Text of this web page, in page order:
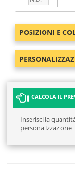
POSIZIONI E
CALCOLA IL
Inserisci la
personalizzazione